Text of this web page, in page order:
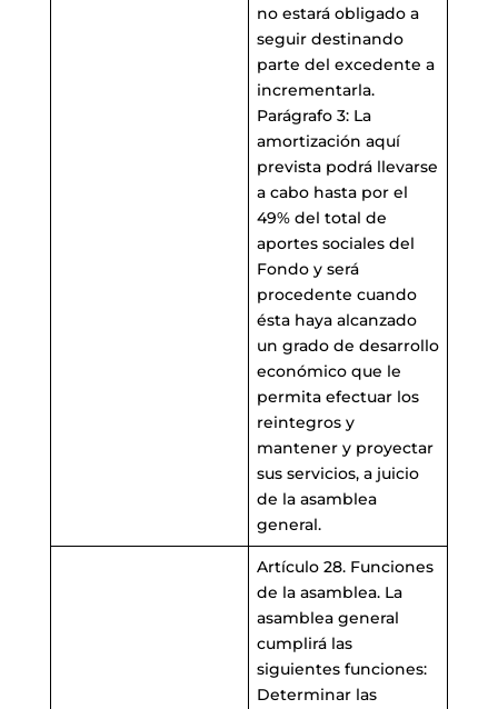
no estará obligado a
seguir destinando
parte del excedente a
incrementarla.
Parágrafo 3: La
amortización aquí
prevista podrá llevarse
a cabo hasta por el
49% del total de
aportes sociales del
Fondo y será
procedente cuando
ésta haya alcanzado
un grado de desarrollo
económico que le
permita efectuar los
reintegros y
mantener y proyectar
sus servicios, a juicio
de la asamblea
general.
Artículo 28. Funciones
de la asamblea. La
asamblea general
cumplirá las
siguientes funciones:
Determinar las